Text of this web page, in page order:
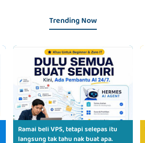
Trending Now
Ramai beli VPS, tetapi selepas itu
langsung tak tahu nak buat apa.